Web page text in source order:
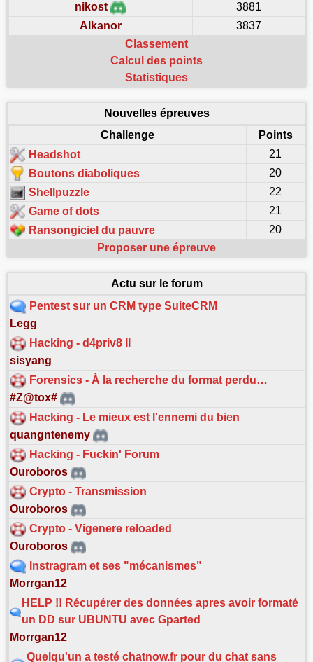
nikost
3881
Alkanor
3837
Classement
Calcul des points
Statistiques
Nouvelles épreuves
Challenge
Points
Headshot
21
Boutons diaboliques
20
Shellpuzzle
22
Game of dots
21
Ransongiciel du pauvre
20
Proposer une épreuve
Actu sur le forum
Pentest sur un CRM type SuiteCRM
Legg
Hacking - d4priv8 II
sisyang
Forensics - À la recherche du format perdu…
#Z@tox#
Hacking - Le mieux est l'ennemi du bien
quangntenemy
Hacking - Fuckin' Forum
Ouroboros
Crypto - Transmission
Ouroboros
Crypto - Vigenere reloaded
Ouroboros
Instragram et ses "mécanismes"
Morrgan12
HELP !! Récupérer des données apres avoir formaté
un DD sur UBUNTU avec Gparted
Morrgan12
Quelqu'un a testé chatnow.fr pour du chat sans